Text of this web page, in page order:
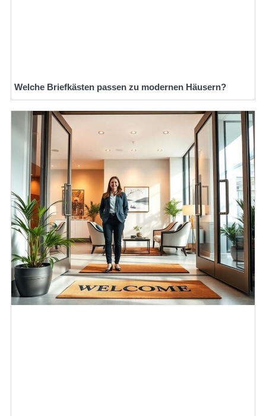
Welche Briefkästen passen zu modernen Häusern?